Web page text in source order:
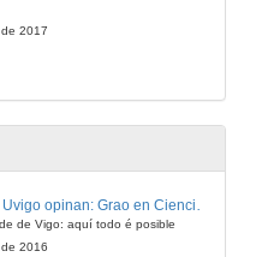
2017
Alumnos Uvigo opinan: Grao en Ciencias da Linguaxe e Estudos Literarios
de Vigo: aquí todo é posible
2016